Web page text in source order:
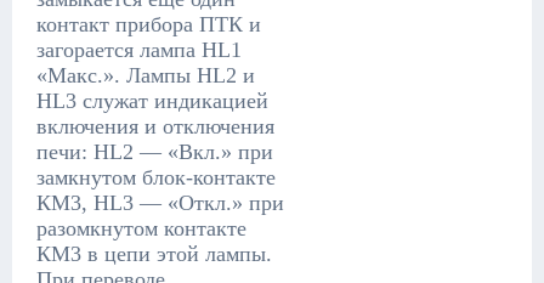
контакт прибора ПТК и
загорается лампа HL1
«Макс.». Лампы HL2 и
HL3 служат индикацией
включения и отключения
печи: HL2 — «Вкл.» при
замкнутом блок-контакте
КМ3, HL3 — «Откл.» при
разомкнутом контакте
КМ3 в цепи этой лампы.